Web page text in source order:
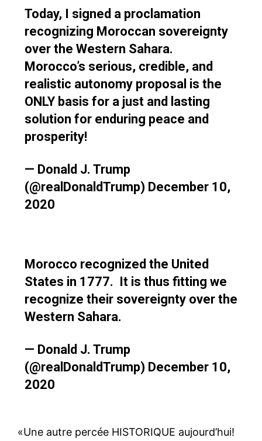
Today, I signed a proclamation
recognizing Moroccan sovereignty
over the Western Sahara.
Morocco’s serious, credible, and
realistic autonomy proposal is the
ONLY basis for a just and lasting
solution for enduring peace and
prosperity!
— Donald J. Trump
(@realDonaldTrump) December 10,
2020
Morocco recognized the United
States in 1777. It is thus fitting we
recognize their sovereignty over the
Western Sahara.
— Donald J. Trump
(@realDonaldTrump) December 10,
2020
«Une autre percée HISTORIQUE aujourd’hui!